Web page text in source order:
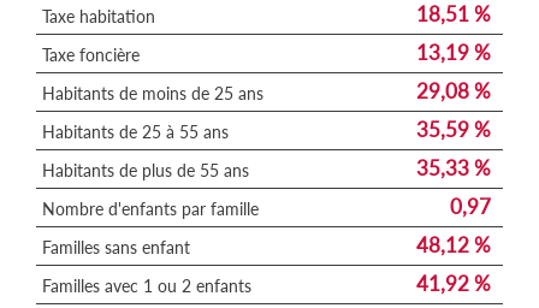
Taxe habitation 18,51 %
Taxe foncière 13,19 %
Habitants de moins de 25 ans 29,08 %
Habitants de 25 à 55 ans 35,59 %
Habitants de plus de 55 ans 35,33 %
Nombre d'enfants par famille 0,97
Familles sans enfant 48,12 %
Familles avec 1 ou 2 enfants 41,92 %